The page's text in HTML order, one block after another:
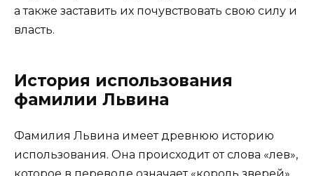
а также заставить их почувствовать свою силу и
власть.
История использования
фамилии Львина
Фамилия Львина имеет древнюю историю
использования. Она происходит от слова «лев»,